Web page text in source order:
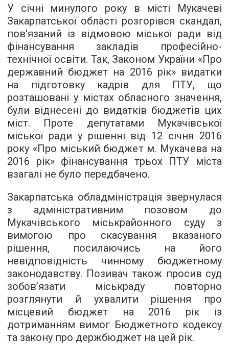
У січні минулого року в місті Мукачеві
Закарпатської області розгорівся скандал,
пов'язаний із відмовою міської ради від
фінансування закладів професійно-
технічної освіти. Так, Законом України «Про
державний бюджет на 2016 рік» видатки
на підготовку кадрів для ПТУ, що
розташовані у містах обласного значення,
були віднесені до видатків бюджетів цих
міст. Проте депутатами Мукачівської
міської ради у рішенні від 12 січня 2016
року «Про міський бюджет м. Мукачева на
2016 рік» фінансування трьох ПТУ міста
взагалі не було передбачено.
Закарпатська обладміністрація звернулася
з адміністративним позовом до
Мукачівського міськрайонного суду з
вимогою про скасування вказаного
рішення, посилаючись на його
невідповідність чинному бюджетному
законодавству. Позивач також просив суд
зобов’язати міськраду повторно
розглянути й ухвалити рішення про
місцевий бюджет на 2016 рік із
дотриманням вимог Бюджетного кодексу
та закону про держбюджет на цей рік.